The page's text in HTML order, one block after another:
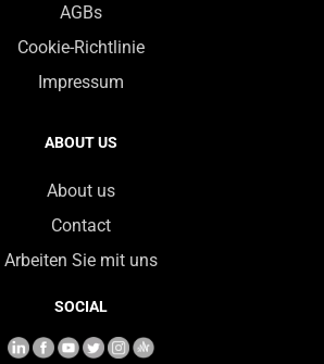
AGBs
Cookie-Richtlinie
Impressum
ABOUT US
About us
Contact
Arbeiten Sie mit uns
SOCIAL